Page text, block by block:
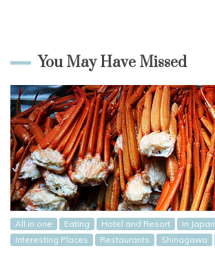
You May Have Missed
All in one Eating Hotel and Resort
In Japan
Interesting Places
Restaurants Shinagawa